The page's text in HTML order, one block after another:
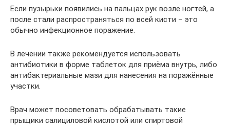
Если пузырьки появились на пальцах рук возле ногтей, а
после стали распространяться по всей кисти – это
обычно инфекционное поражение.
В лечении также рекомендуется использовать
антибиотики в форме таблеток для приёма внутрь, либо
антибактериальные мази для нанесения на поражённые
участки.
Врач может посоветовать обрабатывать такие
прыщики салициловой кислотой или спиртовой